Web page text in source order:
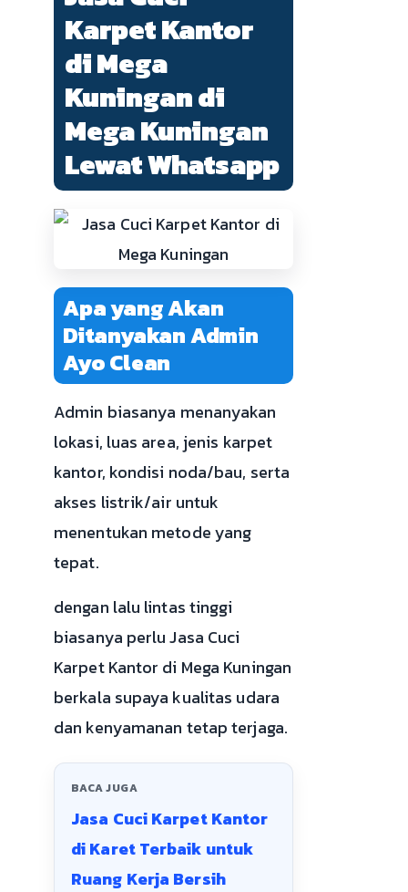
Karpet Kantor
di Mega
Kuningan di
Mega Kuningan
Lewat Whatsapp
Apa yang Akan
Ditanyakan Admin
Ayo Clean
Admin biasanya menanyakan
lokasi, luas area, jenis karpet
kantor, kondisi noda/bau, serta
akses listrik/air untuk
menentukan metode yang
tepat.
dengan lalu lintas tinggi
biasanya perlu Jasa Cuci
Karpet Kantor di Mega Kuningan
berkala supaya kualitas udara
dan kenyamanan tetap terjaga.
BACA JUGA
Jasa Cuci Karpet Kantor
di Karet Terbaik untuk
Ruang Kerja Bersih